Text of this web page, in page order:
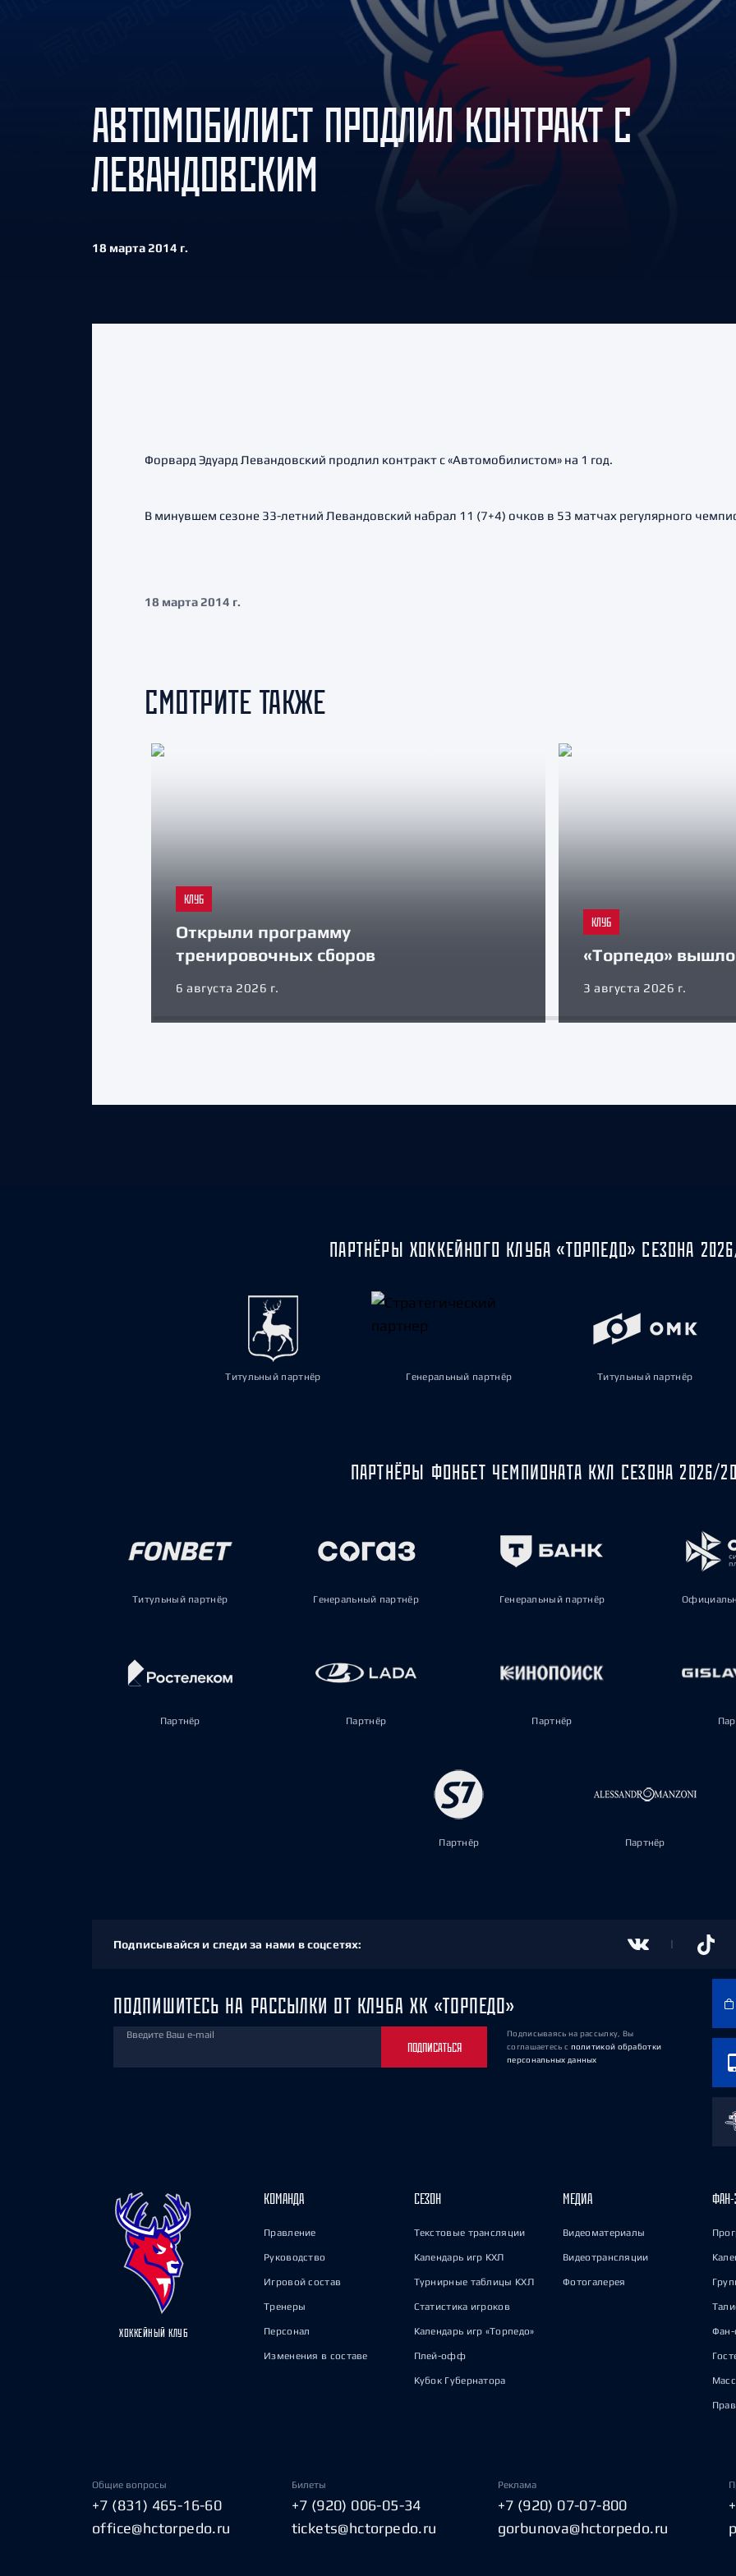
Амур
Барыс
Салават Юлаев
Сибирь
АВТОМОБИЛИСТ ПРОДЛИЛ КОНТРАКТ С
ЛЕВАНДОВСКИМ
18 марта 2014 г.
Форвард Эдуард Левандовский продлил контракт с «Автомобилистом» на 1 год.
В минувшем сезоне 33-летний Левандовский набрал 11 (7+4) очков в 53 матчах регулярного
18 марта 2014 г.
СМОТРИТЕ ТАКЖЕ
КЛУБ
Открыли программу
тренировочных сборов
6 августа 2026 г.
КЛУБ
«Торпедо» вышло
3 августа 2026 г.
ПАРТНЁРЫ ХОККЕЙНОГО КЛУБА «ТОРПЕДО» СЕЗОНА
Титульный партнёр Генеральный партнёр Титульный партнёр
ПАРТНЁРЫ ФОНБЕТ ЧЕМПИОНАТА КХЛ СЕЗОНА 2026/
Титульный партнёр Генеральный партнёр Генеральный партнёр
Партнёр Партнёр Партнёр
Партнёр Партнёр
Подписывайся и следи за нами в соцсетях:
ПОДПИШИТЕСЬ НА РАССЫЛКИ ОТ КЛУБА ХК «ТОРПЕДО»
Введите Ваш e-mail
ПОДПИСАТЬСЯ
Подписываясь на рассылку, Вы
соглашаетесь с политикой обработки
персональных данных
ХОККЕЙНЫЙ КЛУБ
КОМАНДА
Правление
Руководство
Игровой состав
Тренеры
Персонал
Изменения в составе
СЕЗОН
Текстовые трансляции
Календарь игр КХЛ
Турнирные таблицы КХЛ
Статистика игроков
Календарь игр «Торпедо»
Плей-офф
Кубок Губернатора
МЕДИА
Видеоматериалы
Видеотрансляции
Фотогалерея
ФАН-
Фан-
Общие вопросы
+7 (831) 465-16-60
office@hctorpedo.ru
Билеты
+7 (920) 006-05-34
tickets@hctorpedo.ru
Реклама
+7 (920) 07-07-800
gorbunova@hctorpedo.ru